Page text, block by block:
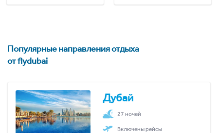
Популярные направления отдыха
от flydubai
Дубай
27 ночей
Включены рейсы